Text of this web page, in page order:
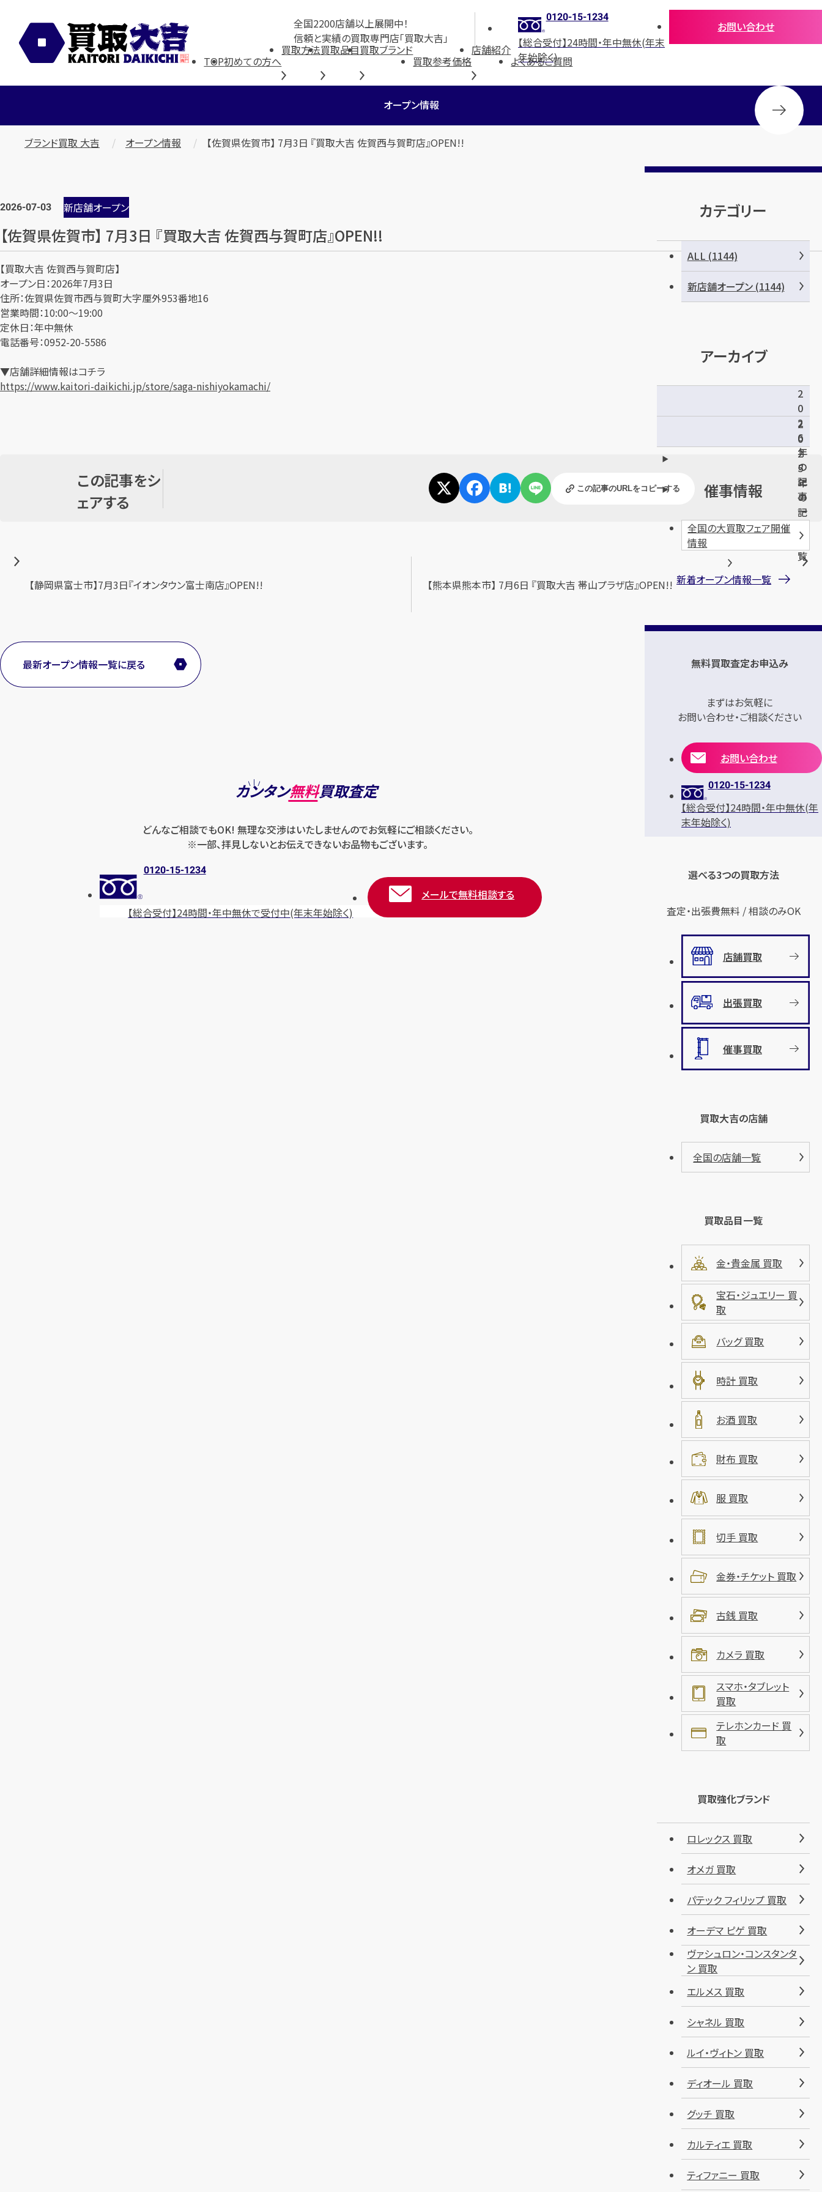
全国2200店舗以上展開中！
信頼と実績の買取専門店「買取大吉」
0120-15-1234
【総合受付】24時間・年中無休(年末
年始除く)
お問い合わせ
TOP初めての方へ
買取方法買取品目買取ブランド
買取参考価格
店舗紹介
よくあるご質問
オープン情報
ブランド買取 大吉 オープン情報 【佐賀県佐賀市】 7月3日 『買取大吉 佐賀西与賀町店』OPEN!!
2026-07-03 新店舗オープン
【佐賀県佐賀市】 7月3日 『買取大吉 佐賀西与賀町店』OPEN!!
【買取大吉 佐賀西与賀町店】
オープン日：2026年7月3日
住所：佐賀県佐賀市西与賀町大字厘外953番地16
営業時間：10:00～19:00
定休日：年中無休
電話番号：0952-20-5586
▼店舗詳細情報はコチラ
https://www.kaitori-daikichi.jp/store/saga-nishiyokamachi/
この記事をシ
ェアする
この記事のURLをコピーする
ゲ
ー
【静岡県富士市】7月3日『イオンタウン富士南店』OPEN!! 【熊本県熊本市】 7月6日 『買取大吉 帯山プラザ店』OPEN!!
最新オープン情報一覧に戻る
カンタン無料買取査定
どんなご相談でもOK! 無理な交渉はいたしませんのでお気軽にご相談ください。
※一部、拝見しないとお伝えできないお品物もございます。
0120-15-1234
【総合受付】24時間・年中無休で受付中(年末年始除く)
メールで無料相談する
カテゴリー
ALL (1144)
新店舗オープン (1144)
アーカイブ
2
0
2
6
年
の
記
事
一
覧
2
0
2
5
年
の
記
一
覧
催事情報
全国の大買取フェア開催
情報
新着オープン情報一覧
無料買取査定お申込み
まずはお気軽に
お問い合わせ・ご相談ください
お問い合わせ
0120-15-1234
【総合受付】24時間・年中無休(年
末年始除く)
選べる3つの買取方法
査定・出張費無料 / 相談のみOK
店舗買取
出張買取
催事買取
買取大吉の店舗
全国の店舗一覧
買取品目一覧
金・貴金属 買取
宝石・ジュエリー 買
取
バッグ 買取
時計 買取
お酒 買取
財布 買取
服 買取
切手 買取
金券・チケット 買取
古銭 買取
カメラ 買取
スマホ・タブレット
買取
テレホンカード 買
取
買取強化ブランド
ロレックス 買取
オメガ 買取
パテック フィリップ 買取
オーデマ ピゲ 買取
ヴァシュロン・コンスタンタ
ン 買取
エルメス 買取
シャネル 買取
ルイ・ヴィトン 買取
ディオール 買取
グッチ 買取
カルティエ 買取
ティファニー 買取